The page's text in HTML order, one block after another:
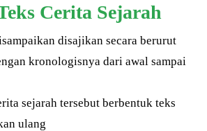
Cerita Sejarah
disajikan secara berurut
kronologisnya dari awal sampai
sejarah tersebut berbentuk teks
ulang